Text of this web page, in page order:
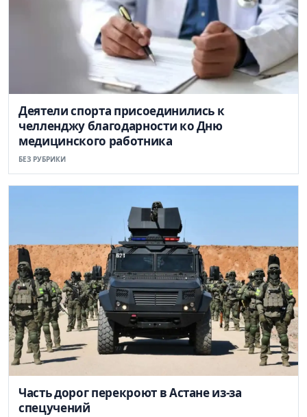
Деятели спорта присоединились к
челленджу благодарности ко Дню
медицинского работника
БЕЗ РУБРИКИ
Часть дорог перекроют в Астане из-за
спецучений